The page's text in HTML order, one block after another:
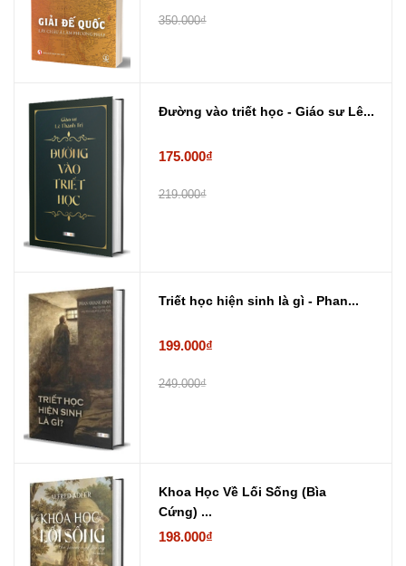
350.000₫
Đường vào triết học - Giáo sư Lê...
175.000₫
219.000₫
Triết học hiện sinh là gì - Phan...
199.000₫
249.000₫
Khoa Học Về Lối Sống (Bìa
Cứng) ...
198.000₫